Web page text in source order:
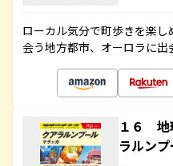
ローカル気分で町歩きを楽
会う地方都市、オーロラに出
１６ 地
ラルン